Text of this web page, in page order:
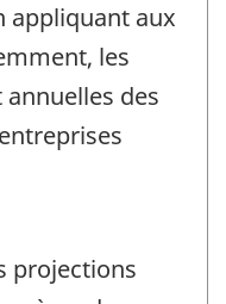
appliquant aux
les
des
projections